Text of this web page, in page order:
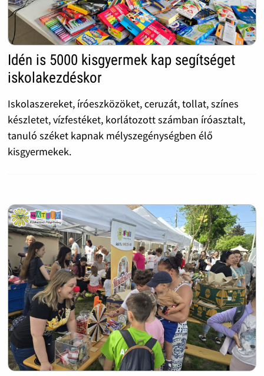
Idén is 5000 kisgyermek kap segítséget
iskolakezdéskor
Iskolaszereket, íróeszközöket, ceruzát, tollat, színes
készletet, vízfestéket, korlátozott számban íróasztalt,
tanuló széket kapnak mélyszegénységben élő
kisgyermekek.